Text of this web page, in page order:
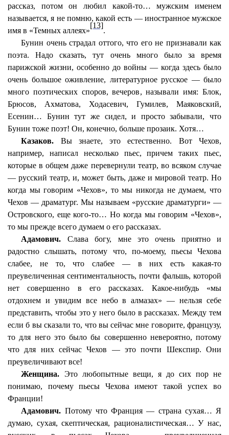
рассказ, потом он любил какой-то… мужским именем
называется, я не помню, какой есть — иностранное мужское
имя в «Темных аллеях»
[13]
.
Бунин очень страдал оттого, что его не признавали как
поэта. Надо сказать, тут очень много было за время
парижской жизни, особенно до войны — когда здесь было
очень большое оживление, литературное русское — было
много поэтических споров, вечеров, называли имя: Блок,
Брюсов, Ахматова, Ходасевич, Гумилев, Маяковский,
Есенин… Бунин тут же сидел, и просто забывали, что
Бунин тоже поэт! Он, конечно, больше прозаик. Хотя…
Казаков. Вы знаете, это естественно. Вот Чехов,
например, написал несколько пьес, причем таких пьес,
которые в общем даже перевернули театр, во всяком случае
— русский театр, и, может быть, даже и мировой театр. Но
когда мы говорим «Чехов», то мы никогда не думаем, что
Чехов — драматург. Мы называем «русские драматурги» —
Островского, еще кого-то… Но когда мы говорим «Чехов»,
то мы прежде всего думаем о его рассказах.
Адамович. Слава богу, мне это очень приятно и
радостно слышать, потому что, по-моему, пьесы Чехова
слабее, не то, что слабее — в них есть какая-то
преувеличенная сентиментальность, почти фальшь, которой
нет совершенно в его рассказах. Какое-нибудь «мы
отдохнем и увидим все небо в алмазах» — нельзя себе
представить, чтобы это у него было в рассказах. Между тем
если б вы сказали то, что вы сейчас мне говорите, французу,
то для него это было бы совершенно невероятно, потому
что для них сейчас Чехов — это почти Шекспир. Они
преувеличивают все!
Женщина. Это любопытные вещи, я до сих пор не
понимаю, почему пьесы Чехова имеют такой успех во
Франции!
Адамович. Потому что Франция — страна сухая… Я
думаю, сухая, скептическая, рационалистическая… У нас,